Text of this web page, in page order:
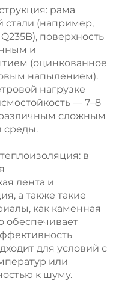
рама
стали (например,
поверхность
и
(оцинкованное
напылением).
нагрузке
— 7–8
различным сложным
среды.
в
лента и
а также такие
как каменная
обеспечивает
для условий с
или
к шуму.